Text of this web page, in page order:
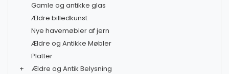
Gamle og antikke glas
Ældre billedkunst
Nye havemøbler af jern
Ældre og Antikke Møbler
Platter
+
Ældre og Antik Belysning